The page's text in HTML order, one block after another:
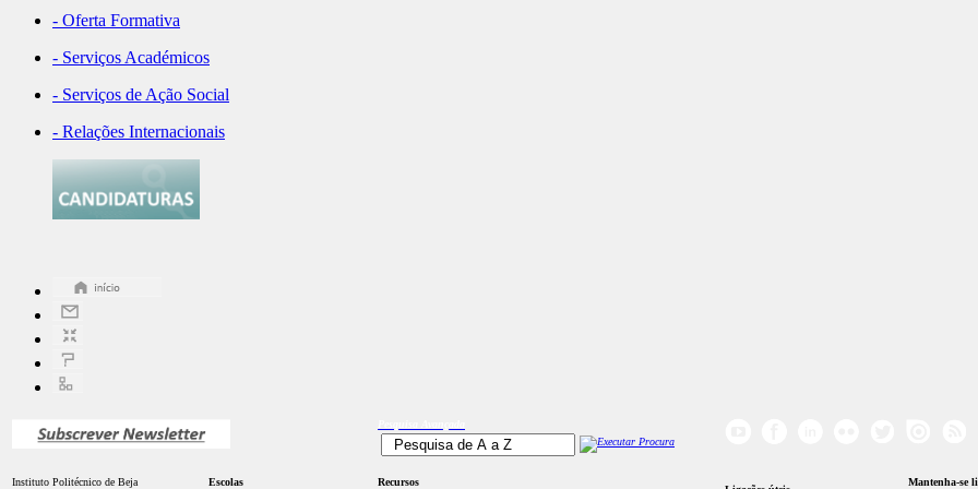
- Oferta Formativa
- Serviços Académicos
- Serviços de Ação Social
- Relações Internacionais
Instituto Politécnico de Beja Escolas Recursos Mantenha-se